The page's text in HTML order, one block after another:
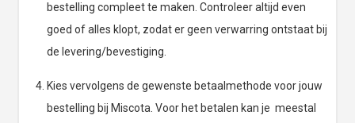
bestelling compleet te maken. Controleer altijd even
goed of alles klopt, zodat er geen verwarring ontstaat bij
de levering/bevestiging.
Kies vervolgens de gewenste betaalmethode voor jouw
bestelling bij Miscota. Voor het betalen kan je meestal